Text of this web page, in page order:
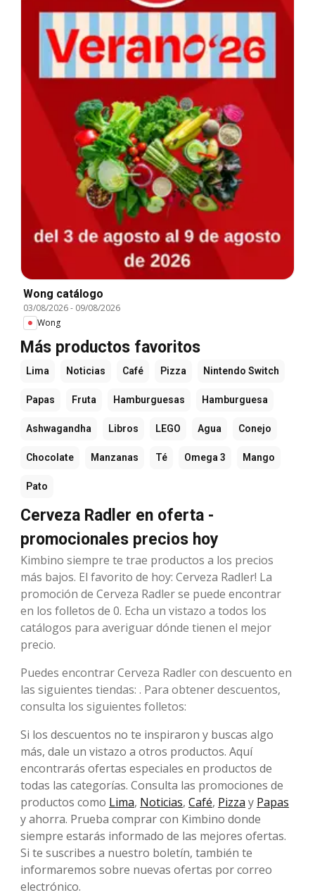
Wong catálogo
03/08/2026- 09/08/2026
Wong
Más productos favoritos
Lima Noticias Café Pizza Nintendo Switch
Papas Fruta Hamburguesas Hamburguesa
Ashwagandha Libros LEGO Agua Conejo
Chocolate Manzanas Té Omega 3 Mango
Pato
Cerveza Radler en oferta -
promocionales precios hoy
Kimbino siempre te trae productos a los precios
más bajos. El favorito de hoy: Cerveza Radler! La
promoción de Cerveza Radler se puede encontrar
en los folletos de 0. Echa un vistazo a todos los
catálogos para averiguar dónde tienen el mejor
precio.
Puedes encontrar Cerveza Radler con descuento en
las siguientes tiendas: . Para obtener descuentos,
consulta los siguientes folletos:
Si los descuentos no te inspiraron y buscas algo
más, dale un vistazo a otros productos. Aquí
encontrarás ofertas especiales en productos de
todas las categorías. Consulta las promociones de
productos como Lima, Noticias, Café, Pizza y Papas
y ahorra. Prueba comprar con Kimbino donde
siempre estarás informado de las mejores ofertas.
Si te suscribes a nuestro boletín, también te
informaremos sobre nuevas ofertas por correo
electrónico.